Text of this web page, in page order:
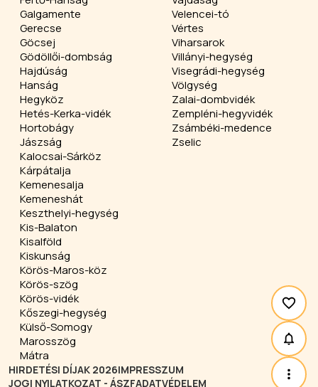
Galgamente
Gerecse
Göcsej
Gödöllői-dombság
Hajdúság
Hanság
Hegyköz
Hetés-Kerka-vidék
Hortobágy
Jászság
Kalocsai-Sárköz
Kárpátalja
Kemenesalja
Kemeneshát
Keszthelyi-hegység
Kis-Balaton
Kisalföld
Kiskunság
Körös-Maros-köz
Körös-szög
Körös-vidék
Kőszegi-hegység
Külső-Somogy
Marosszög
Mátra
Velencei-tó
Vértes
Viharsarok
Villányi-hegység
Visegrádi-hegység
Völgység
Zalai-dombvidék
Zempléni-hegyvidék
Zsámbéki-medence
Zselic
HIRDETÉSI DÍJAK 2026IMPRESSZUM
JOGI NYILATKOZAT - ÁSZFADATVÉDELEM